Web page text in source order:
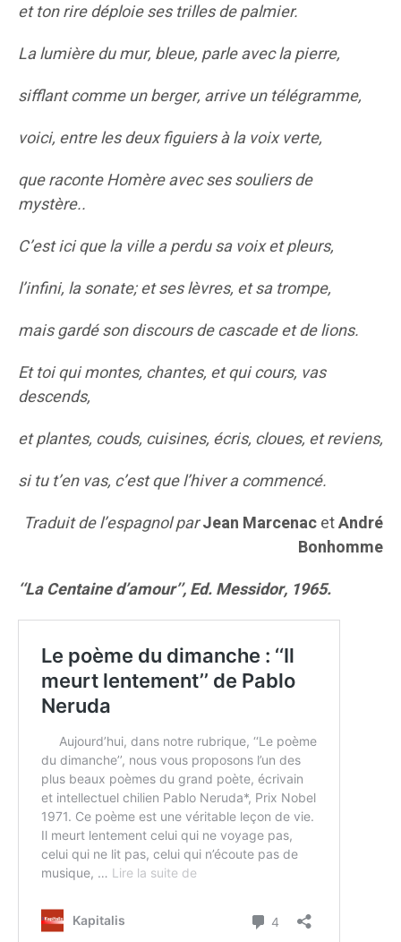
et ton rire déploie ses trilles de palmier.
La lumière du mur, bleue, parle avec la pierre,
sifflant comme un berger, arrive un télégramme,
voici, entre les deux figuiers à la voix verte,
que raconte Homère avec ses souliers de
mystère..
C’est ici que la ville a perdu sa voix et pleurs,
l’infini, la sonate; et ses lèvres, et sa trompe,
mais gardé son discours de cascade et de lions.
Et toi qui montes, chantes, et qui cours, vas
descends,
et plantes, couds, cuisines, écris, cloues, et reviens,
si tu t’en vas, c’est que l’hiver a commencé.
Traduit de l’espagnol parJean MarcenacetAndré
Bonhomme
‘‘La Centaine d’amour’’, Ed. Messidor, 1965.